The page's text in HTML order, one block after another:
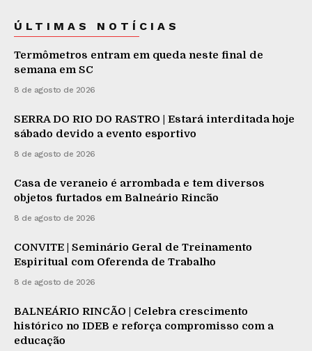
ÚLTIMAS NOTÍCIAS
Termômetros entram em queda neste final de
semana em SC
8 de agosto de 2026
SERRA DO RIO DO RASTRO | Estará interditada hoje
sábado devido a evento esportivo
8 de agosto de 2026
Casa de veraneio é arrombada e tem diversos
objetos furtados em Balneário Rincão
8 de agosto de 2026
CONVITE | Seminário Geral de Treinamento
Espiritual com Oferenda de Trabalho
8 de agosto de 2026
BALNEÁRIO RINCÃO | Celebra crescimento
histórico no IDEB e reforça compromisso com a
educação